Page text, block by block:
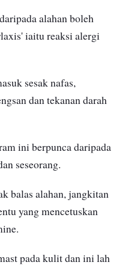
alahan boleh
iaitu reaksi alergi
sesak nafas,
dan tekanan darah
ini berpunca daripada
seseorang.
balas alahan, jangkitan
yang mencetuskan
pada kulit dan ini lah